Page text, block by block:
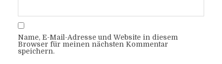
Name, E-Mail-Adresse und Website in diesem
Browser für meinen nächsten Kommentar
speichern.